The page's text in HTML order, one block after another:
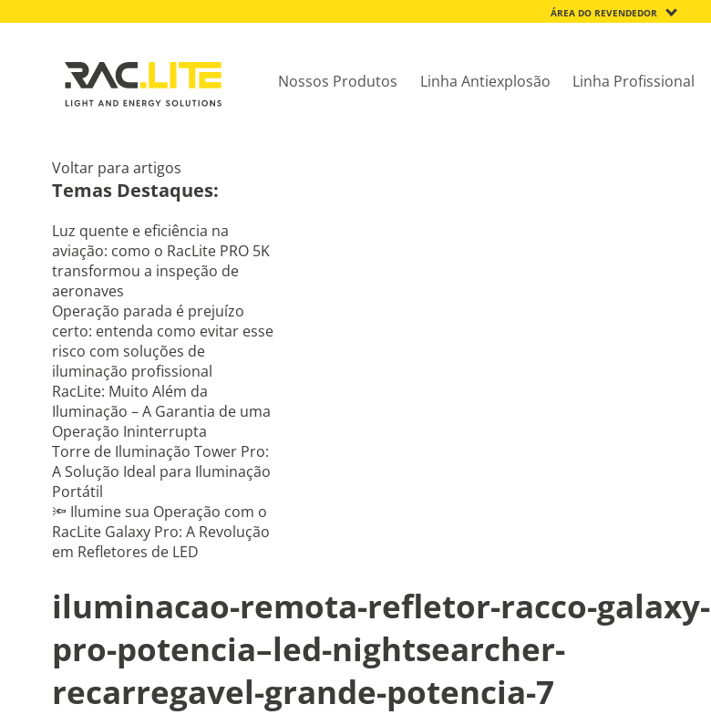
ÁREA DO REVENDEDOR
Nossos Produtos Linha Antiexplosão Linha Profissional
Voltar para artigos
Temas Destaques:
Luz quente e eficiência na
aviação: como o RacLite PRO 5K
transformou a inspeção de
aeronaves
Operação parada é prejuízo
certo: entenda como evitar esse
risco com soluções de
iluminação profissional
RacLite: Muito Além da
Iluminação – A Garantia de uma
Operação Ininterrupta
Torre de Iluminação Tower Pro:
A Solução Ideal para Iluminação
Portátil
🔦 Ilumine sua Operação com o
RacLite Galaxy Pro: A Revolução
em Refletores de LED
iluminacao-remota-refletor-racco-galaxy-
pro-potencia–led-nightsearcher-
recarregavel-grande-potencia-7